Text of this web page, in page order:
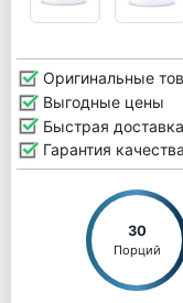
Оригинальные
Выгодные цены
Быстрая доставка
Гарантия качества
30
Порций